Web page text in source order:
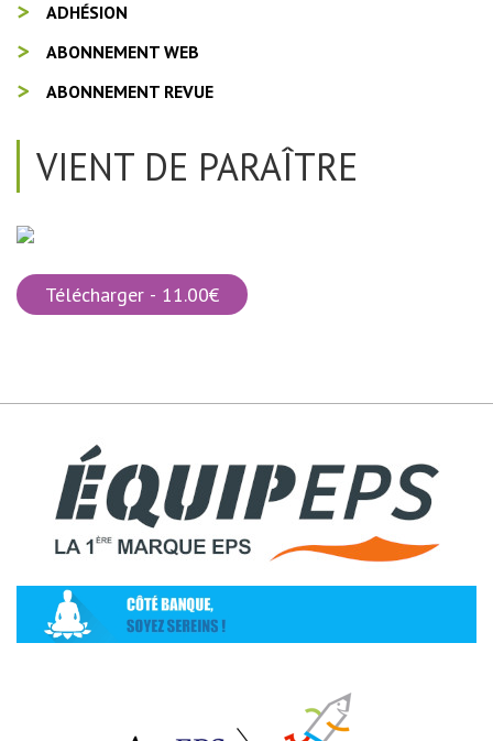
ADHÉSION
ABONNEMENT WEB
ABONNEMENT REVUE
VIENT DE PARAÎTRE
Télécharger - 11.00€